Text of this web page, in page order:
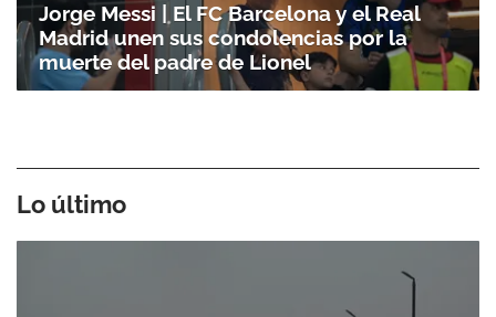
Jorge Messi | El FC Barcelona y el Real
Madrid unen sus condolencias por la
muerte del padre de Lionel
Lo último